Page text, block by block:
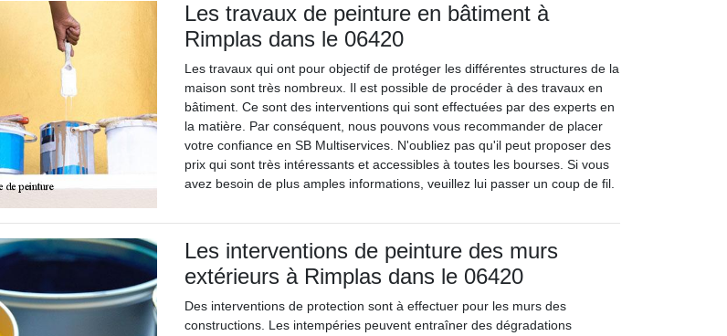
Les travaux de peinture en bâtiment à
Rimplas dans le 06420
Les travaux qui ont pour objectif de protéger les différentes structures de la
maison sont très nombreux. Il est possible de procéder à des travaux en
bâtiment. Ce sont des interventions qui sont effectuées par des experts en
la matière. Par conséquent, nous pouvons vous recommander de placer
votre confiance en SB Multiservices. N'oubliez pas qu'il peut proposer des
prix qui sont très intéressants et accessibles à toutes les bourses. Si vous
avez besoin de plus amples informations, veuillez lui passer un coup de fil.
Les interventions de peinture des murs
extérieurs à Rimplas dans le 06420
Des interventions de protection sont à effectuer pour les murs des
constructions. Les intempéries peuvent entraîner des dégradations